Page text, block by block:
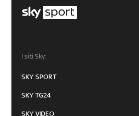
I siti Sky:
SKY SPORT
SKY TG24
SKY VIDEO